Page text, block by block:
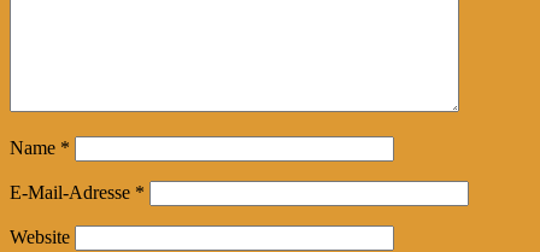
Name *
E-Mail-Adresse *
Website